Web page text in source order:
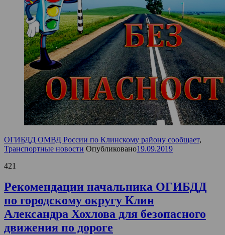
ОГИБДД ОМВД России по Клинскому району сообщает,
Транспортные новости Опубликовано19.09.2019
421
Рекомендации начальника ОГИБДД
по городскому округу Клин
Александра Хохлова для безопасного
движения по дороге